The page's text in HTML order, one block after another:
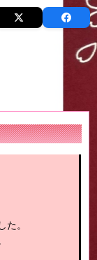
た。